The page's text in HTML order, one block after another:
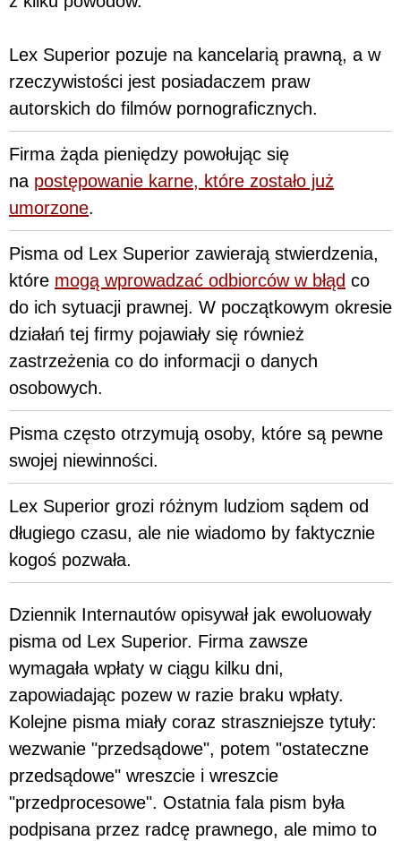
Lex Superior pozuje na kancelarią prawną, a w
rzeczywistości jest posiadaczem praw
autorskich do filmów pornograficznych.
Firma żąda pieniędzy powołując się
na postępowanie karne, które zostało już
umorzone.
Pisma od Lex Superior zawierają stwierdzenia,
które mogą wprowadzać odbiorców w błąd co
do ich sytuacji prawnej. W początkowym okresie
działań tej firmy pojawiały się również
zastrzeżenia co do informacji o danych
osobowych.
Pisma często otrzymują osoby, które są pewne
swojej niewinności.
Lex Superior grozi różnym ludziom sądem od
długiego czasu, ale nie wiadomo by faktycznie
kogoś pozwała.
Dziennik Internautów opisywał jak ewoluowały
pisma od Lex Superior. Firma zawsze
wymagała wpłaty w ciągu kilku dni,
zapowiadając pozew w razie braku wpłaty.
Kolejne pisma miały coraz straszniejsze tytuły:
wezwanie "przedsądowe", potem "ostateczne
przedsądowe" wreszcie i wreszcie
"przedprocesowe". Ostatnia fala pism była
podpisana przez radcę prawnego, ale mimo to